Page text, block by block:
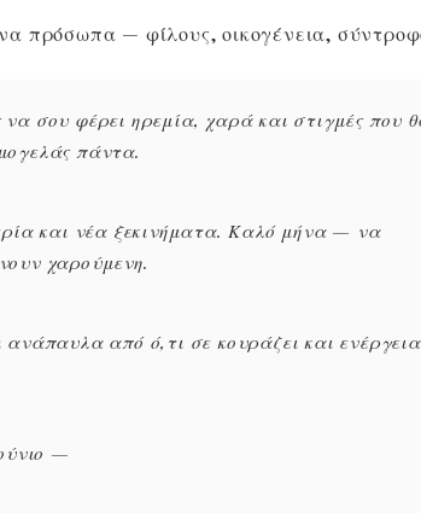
πρόσωπα — φίλους, οικογένεια,
σου φέρει ηρεμία, χαρά και στιγμές που
πάντα.
και νέα ξεκινήματα. Καλό μήνα — να
χαρούμενη.
από ό,τι σε κουράζει και ενέργεια
—